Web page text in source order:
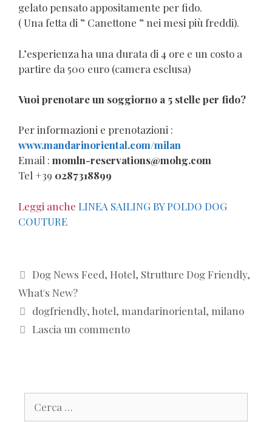
gelato pensato appositamente per fido.
( Una fetta di ” Canettone ” nei mesi più freddi).
L’esperienza ha una durata di 4 ore e un costo a
partire da 500 euro (camera esclusa)
Vuoi prenotare un soggiorno a 5 stelle per fido?
Per informazioni e prenotazioni :
www.mandarinoriental.com/milan
Email : momln-reservations@mohg.com
Tel +39 0287318899
Leggi anche LINEA SAILING BY POLDO DOG
COUTURE
Categorie
Dog News Feed, Hotel, Strutture Dog Friendly,
What's New?
Tag
dogfriendly, hotel,mandarinoriental,milano
Lascia un commento
per: